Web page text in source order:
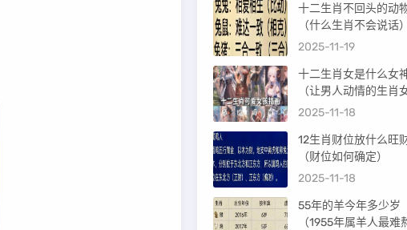
十二生肖不回头的动
（什么生肖不会说话
2025-11-19
十二生肖女是什么女
（让男人动情的生肖
2025-11-18
12生肖财位放什么旺
（财位如何确定）
2025-11-18
55年的羊今年多少岁
（1955年属羊人最难